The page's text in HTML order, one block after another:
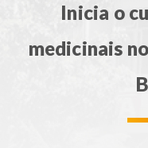
Inicia o
medicinais